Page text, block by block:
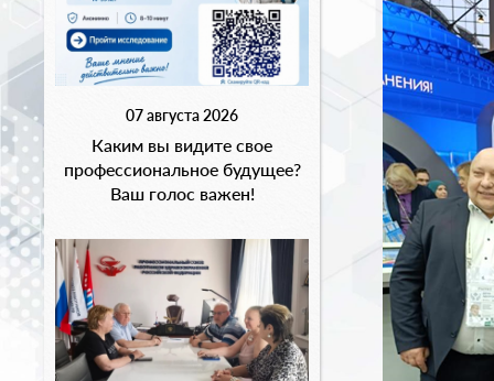
07 августа 2026
Каким вы видите свое
профессиональное будущее?
Ваш голос важен!